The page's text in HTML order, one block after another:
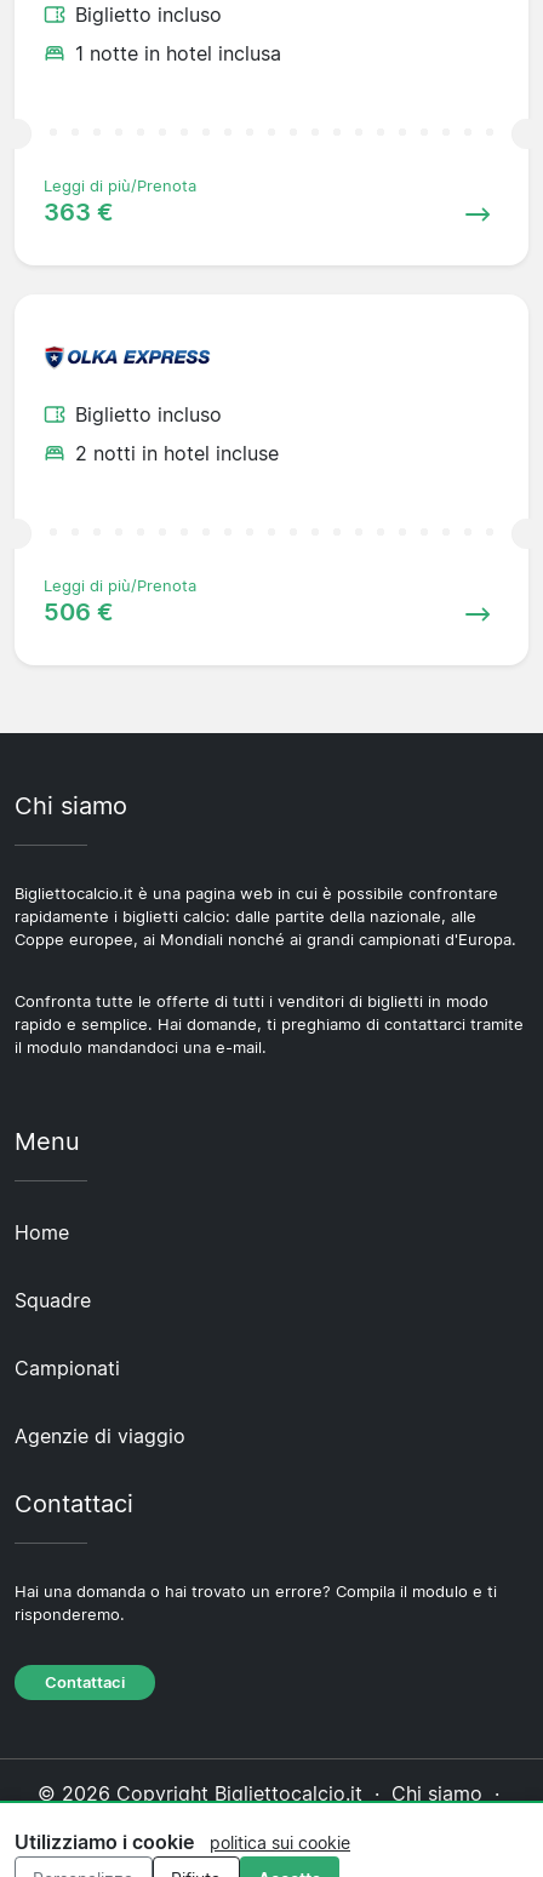
Biglietto incluso
1 notte in hotel inclusa
Leggi di più/Prenota
363 €
Biglietto incluso
2 notti in hotel incluse
Leggi di più/Prenota
506 €
Chi siamo
Bigliettocalcio.it è una pagina web in cui è possibile confrontare
rapidamente i biglietti calcio: dalle partite della nazionale, alle
Coppe europee, ai Mondiali nonché ai grandi campionati d'Europa.
Confronta tutte le offerte di tutti i venditori di biglietti in modo
rapido e semplice. Hai domande, ti preghiamo di contattarci tramite
il modulo mandandoci una e-mail.
Menu
Home
Squadre
Campionati
Agenzie di viaggio
Contattaci
Hai una domanda o hai trovato un errore? Compila il modulo e ti
risponderemo.
Contattaci
© 2026 Copyright Bigliettocalcio.it · Chi siamo ·
cookie·Politica editoriale
Utilizziamo i cookie
politica sui cookie